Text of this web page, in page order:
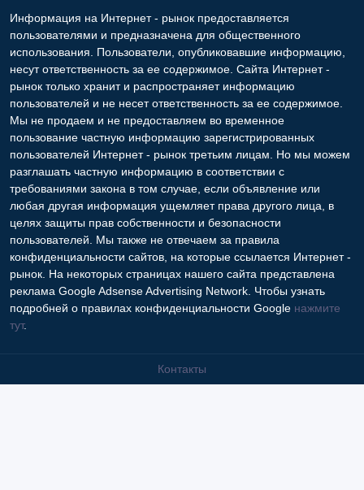
Информация на Интернет - рынок предоставляется
пользователями и предназначена для общественного
использования. Пользователи, опубликовавшие информацию,
несут ответственность за ее содержимое. Сайта Интернет -
рынок только хранит и распространяет информацию
пользователей и не несет ответственность за ее содержимое.
Мы не продаем и не предоставляем во временное
пользование частную информацию зарегистрированных
пользователей Интернет - рынок третьим лицам. Но мы можем
разглашать частную информацию в соответствии с
требованиями закона в том случае, если объявление или
любая другая информация ущемляет права другого лица, в
целях защиты прав собственности и безопасности
пользователей. Мы также не отвечаем за правила
конфиденциальности сайтов, на которые ссылается Интернет -
рынок. На некоторых страницах нашего сайта представлена
реклама Google Adsense Advertising Network. Чтобы узнать
подробней о правилах конфиденциальности Google нажмите
тут.
Контакты